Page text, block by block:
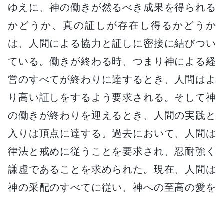
ゆえに、神の働きが然るべき成果を得られる
かどうか、真の証しが存在し得るかどうか
は、人間による協力と証しに密接に結びつい
ている。働きが終わる時、つまり神による経
営のすべてが終わりに達するとき、人間はよ
り高い証しをするよう要求される。そして神
の働きが終わりを迎えるとき、人間の実践と
入りは頂点に達する。過去において、人間は
律法と戒めに従うことを要求され、忍耐強く
謙虚であることを求められた。現在、人間は
神の采配のすべてに従い、神への至高の愛を